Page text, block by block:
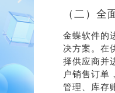
相
联
们
（二）全
金蝶软件的
决方案。在
择供应商并
户销售订单
管理、库存